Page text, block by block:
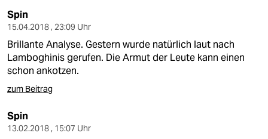
Spin
15.04.2018 , 23:09 Uhr
Brillante Analyse. Gestern wurde natürlich laut nach
Lamboghinis gerufen. Die Armut der Leute kann einen
schon ankotzen.
zum Beitrag
Spin
13.02.2018 , 15:07 Uhr